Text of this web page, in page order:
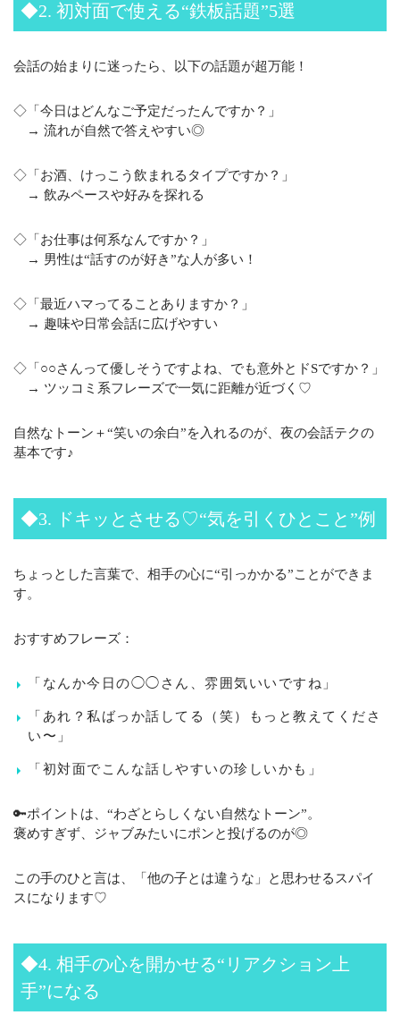
◆2. 初対面で使える“鉄板話題”5選
会話の始まりに迷ったら、以下の話題が超万能！
◇「今日はどんなご予定だったんですか？」
→ 流れが自然で答えやすい◎
◇「お酒、けっこう飲まれるタイプですか？」
→ 飲みペースや好みを探れる
◇「お仕事は何系なんですか？」
→ 男性は“話すのが好き”な人が多い！
◇「最近ハマってることありますか？」
→ 趣味や日常会話に広げやすい
◇「○○さんって優しそうですよね、でも意外とドSですか？」
→ ツッコミ系フレーズで一気に距離が近づく♡
自然なトーン＋“笑いの余白”を入れるのが、夜の会話テクの
基本です♪
◆3. ドキッとさせる♡“気を引くひとこと”例
ちょっとした言葉で、相手の心に“引っかかる”ことができま
す。
おすすめフレーズ：
「なんか今日の◯◯さん、雰囲気いいですね」
「あれ？私ばっか話してる（笑）もっと教えてくださ
い〜」
「初対面でこんな話しやすいの珍しいかも」
🔑ポイントは、“わざとらしくない自然なトーン”。
褒めすぎず、ジャブみたいにポンと投げるのが◎
この手のひと言は、「他の子とは違うな」と思わせるスパイ
スになります♡
◆4. 相手の心を開かせる“リアクション上
手”になる